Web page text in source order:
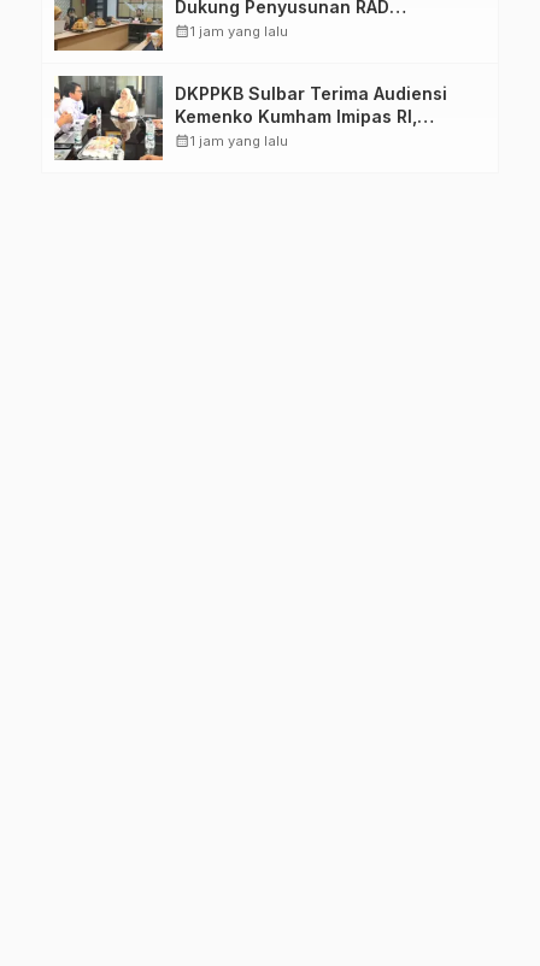
Dukung Penyusunan RAD
TPB/SDGs Sulawesi Barat
calendar_month1 jam yang lalu
DKPPKB Sulbar Terima Audiensi
Kemenko Kumham Imipas RI,
Perkuat Pelayanan Kesehatan bagi
calendar_month1 jam yang lalu